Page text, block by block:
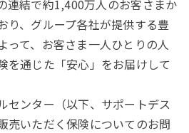
連結で約1,400万人のお客さまか
り、グループ各社が提供する豊
って、お客さま一人ひとりの人
を通じた「安心」をお届けして
センター（以下、サポートデス
売いただく保険についてのお問